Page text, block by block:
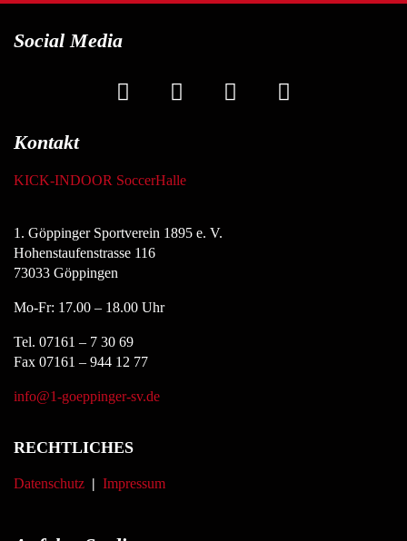
Social Media
Kontakt
KICK-INDOOR SoccerHalle
1. Göppinger Sportverein 1895 e. V.
Hohenstaufenstrasse 116
73033 Göppingen
Mo-Fr: 17.00 – 18.00 Uhr
Tel. 07161 – 7 30 69
Fax 07161 – 944 12 77
info@1-goeppinger-sv.de
RECHTLICHES
Datenschutz | Impressum